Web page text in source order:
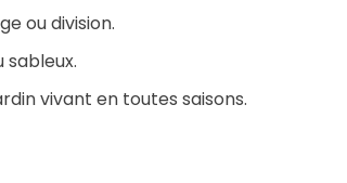
ou division.
sableux.
vivant en toutes saisons.